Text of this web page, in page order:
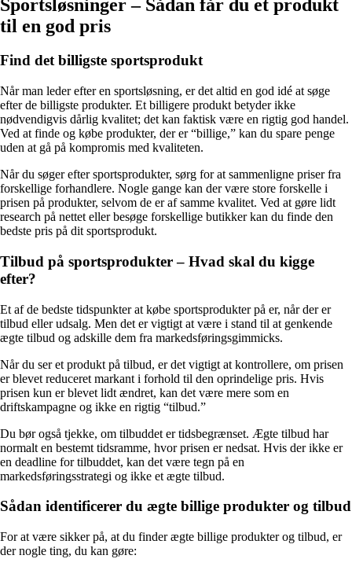
Sportsløsninger – Sådan får du et produkt
til en god pris
Find det billigste sportsprodukt
Når man leder efter en sportsløsning, er det altid en god idé at søge
efter de billigste produkter. Et billigere produkt betyder ikke
nødvendigvis dårlig kvalitet; det kan faktisk være en rigtig god handel.
Ved at finde og købe produkter, der er “billige,” kan du spare penge
uden at gå på kompromis med kvaliteten.
Når du søger efter sportsprodukter, sørg for at sammenligne priser fra
forskellige forhandlere. Nogle gange kan der være store forskelle i
prisen på produkter, selvom de er af samme kvalitet. Ved at gøre lidt
research på nettet eller besøge forskellige butikker kan du finde den
bedste pris på dit sportsprodukt.
Tilbud på sportsprodukter – Hvad skal du kigge
efter?
Et af de bedste tidspunkter at købe sportsprodukter på er, når der er
tilbud eller udsalg. Men det er vigtigt at være i stand til at genkende
ægte tilbud og adskille dem fra markedsføringsgimmicks.
Når du ser et produkt på tilbud, er det vigtigt at kontrollere, om prisen
er blevet reduceret markant i forhold til den oprindelige pris. Hvis
prisen kun er blevet lidt ændret, kan det være mere som en
driftskampagne og ikke en rigtig “tilbud.”
Du bør også tjekke, om tilbuddet er tidsbegrænset. Ægte tilbud har
normalt en bestemt tidsramme, hvor prisen er nedsat. Hvis der ikke er
en deadline for tilbuddet, kan det være tegn på en
markedsføringsstrategi og ikke et ægte tilbud.
Sådan identificerer du ægte billige produkter og tilbud
For at være sikker på, at du finder ægte billige produkter og tilbud, er
der nogle ting, du kan gøre: